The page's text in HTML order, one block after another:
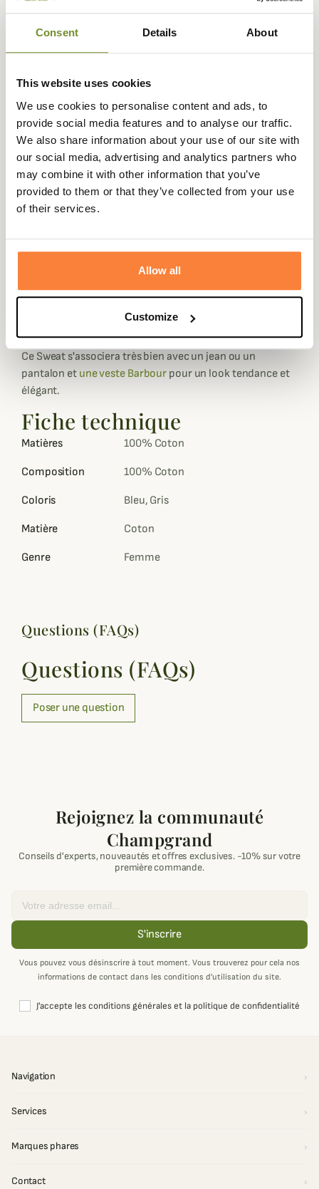
Consent Details About
This website uses cookies
We use cookies to personalise content and ads, to
provide social media features and to analyse our traffic.
We also share information about your use of our site with
our social media, advertising and analytics partners who
may combine it with other information that you’ve
provided to them or that they’ve collected from your use
of their services.
Allow all
Customize
90 jours
euros
Description
La marque Barbour
vous propose ce superbe Sweat
Otterburn pour femme classique et élégant.
Ce Sweat Otterburn est confectionné à 100% en coton
doux qui le rend très agréable à porter.
Il dispose d'un col ras du cou côtelé et de manches raglan
contrastée qui lui donne tout son charme.
Le Sweat Otterburn est proposé en deux coloris : marine
avec le logo rose ou vert olive avec le logo blanc écru.
Les poignets et les ourlets sont côtelés pour s'adapter au
Ce Sweat s'associera très bien avec un jean ou un
pantalon et une veste Barbour pour un look tendance et
élégant.
Fiche technique
Matières 100% Coton
Composition 100% Coton
Coloris Bleu, Gris
Matière Coton
Genre Femme
Questions (FAQs)
Questions (FAQs)
Poser une question
Rejoignez la communauté
Champgrand
Conseils d'experts, nouveautés et offres exclusives. -10% sur votre
première commande.
S'inscrire
Vous pouvez vous désinscrire à tout moment. Vous trouverez pour cela nos
informations de contact dans les conditions d'utilisation du site.
J'accepte les conditions générales et la politique de confidentialité
Navigation
Services
Marques phares
Contact